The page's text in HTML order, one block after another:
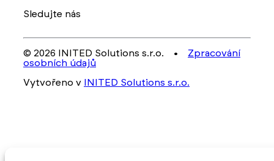
Sledujte nás
© 2026 INITED Solutions s.r.o. • Zpracování
osobních údajů
Vytvořeno v
INITED Solutions s.r.o.